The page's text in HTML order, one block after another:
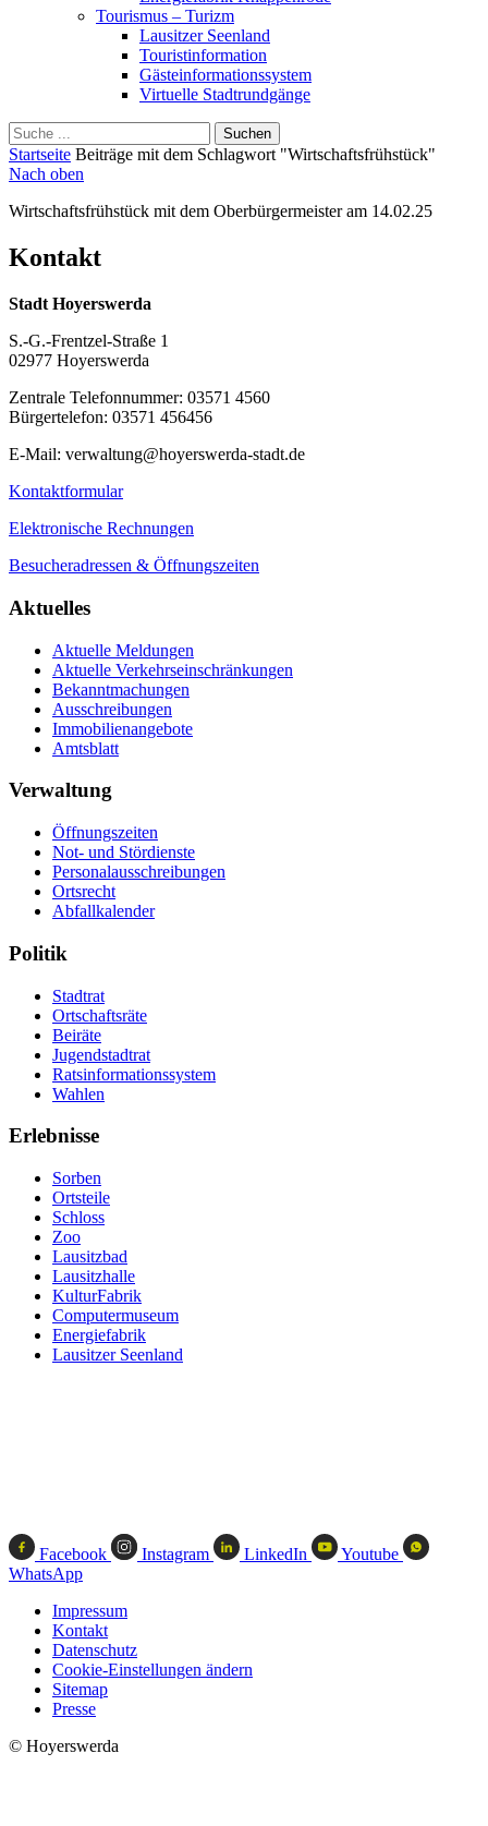
Tourismus – Turizm
Lausitzer Seenland
Touristinformation
Gästeinformationssystem
Virtuelle Stadtrundgänge
Suche
für:
Schliessen
Startseite Beiträge mit dem Schlagwort "Wirtschaftsfrühstück"
Nach oben
Wirtschaftsfrühstück mit dem Oberbürgermeister am 14.02.25
Kontakt
Stadt Hoyerswerda
S.-G.-Frentzel-Straße 1
02977 Hoyerswerda
Zentrale Telefonnummer: 03571 4560
Bürgertelefon: 03571 456456
E-Mail: verwaltung@hoyerswerda-stadt.de
Kontaktformular
Elektronische Rechnungen
Besucheradressen & Öffnungszeiten
Aktuelles
Aktuelle Meldungen
Aktuelle Verkehrseinschränkungen
Bekanntmachungen
Ausschreibungen
Immobilienangebote
Amtsblatt
Verwaltung
Öffnungszeiten
Not- und Stördienste
Personalausschreibungen
Ortsrecht
Abfallkalender
Politik
Stadtrat
Ortschaftsräte
Beiräte
Jugendstadtrat
Ratsinformationssystem
Wahlen
Erlebnisse
Sorben
Ortsteile
Schloss
Zoo
Lausitzbad
Lausitzhalle
KulturFabrik
Computermuseum
Energiefabrik
Lausitzer Seenland
Facebook Instagram LinkedIn
Youtube
WhatsApp
Impressum
Kontakt
Datenschutz
Cookie-Einstellungen ändern
Sitemap
Presse
© Hoyerswerda